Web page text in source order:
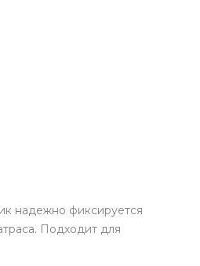
надежно фиксируется
Подходит для